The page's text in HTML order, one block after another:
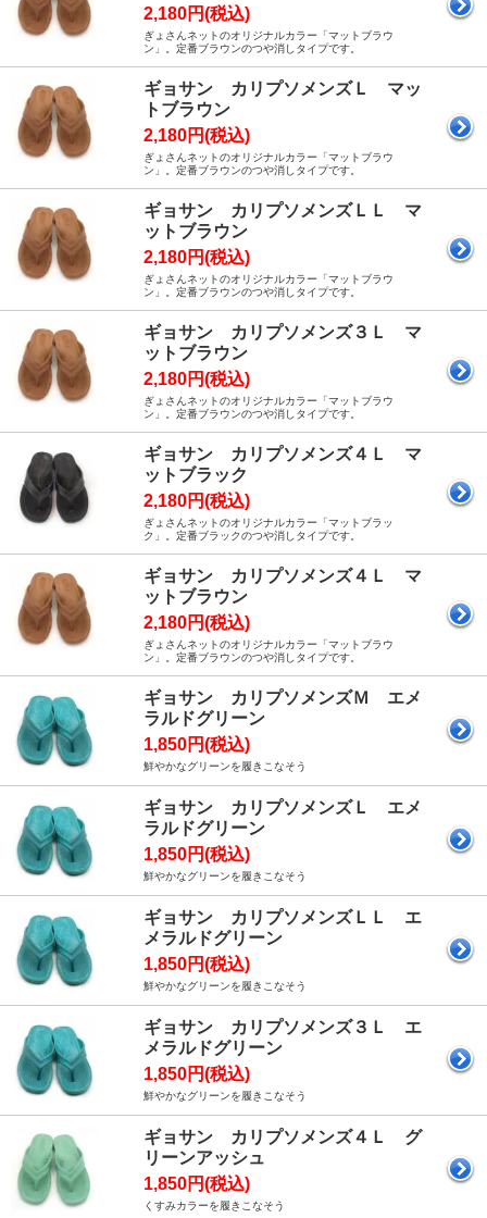
2,180円(税込)
ぎょさんネットのオリジナルカラー「マットブラウ
ン」。定番ブラウンのつや消しタイプです。
ギョサン カリプソメンズＬ マッ
トブラウン
2,180円(税込)
ぎょさんネットのオリジナルカラー「マットブラウ
ン」。定番ブラウンのつや消しタイプです。
ギョサン カリプソメンズＬＬ マ
ットブラウン
2,180円(税込)
ぎょさんネットのオリジナルカラー「マットブラウ
ン」。定番ブラウンのつや消しタイプです。
ギョサン カリプソメンズ３Ｌ マ
ットブラウン
2,180円(税込)
ぎょさんネットのオリジナルカラー「マットブラウ
ン」。定番ブラウンのつや消しタイプです。
ギョサン カリプソメンズ４Ｌ マ
ットブラック
2,180円(税込)
ぎょさんネットのオリジナルカラー「マットブラッ
ク」。定番ブラックのつや消しタイプです。
ギョサン カリプソメンズ４Ｌ マ
ットブラウン
2,180円(税込)
ぎょさんネットのオリジナルカラー「マットブラウ
ン」。定番ブラウンのつや消しタイプです。
ギョサン カリプソメンズＭ エメ
ラルドグリーン
1,850円(税込)
鮮やかなグリーンを履きこなそう
ギョサン カリプソメンズＬ エメ
ラルドグリーン
1,850円(税込)
鮮やかなグリーンを履きこなそう
ギョサン カリプソメンズＬＬ エ
メラルドグリーン
1,850円(税込)
鮮やかなグリーンを履きこなそう
ギョサン カリプソメンズ３Ｌ エ
メラルドグリーン
1,850円(税込)
鮮やかなグリーンを履きこなそう
ギョサン カリプソメンズ４Ｌ グ
リーンアッシュ
1,850円(税込)
くすみカラーを履きこなそう